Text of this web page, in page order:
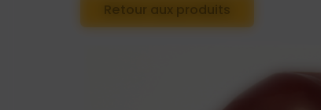
Retour aux produits